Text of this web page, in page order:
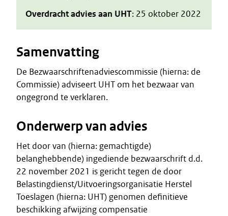
Overdracht advies aan UHT: 25 oktober 2022
Samenvatting
De Bezwaarschriftenadviescommissie (hierna: de
Commissie) adviseert UHT om het bezwaar van
ongegrond te verklaren.
Onderwerp van advies
Het door van (hierna: gemachtigde)
belanghebbende) ingediende bezwaarschrift d.d.
22 november 2021 is gericht tegen de door
Belastingdienst/Uitvoeringsorganisatie Herstel
Toeslagen (hierna: UHT) genomen definitieve
beschikking afwijzing compensatie